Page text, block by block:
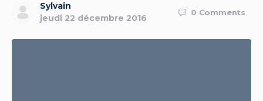
Sylvain
jeudi 22 décembre 2016
0 Comments